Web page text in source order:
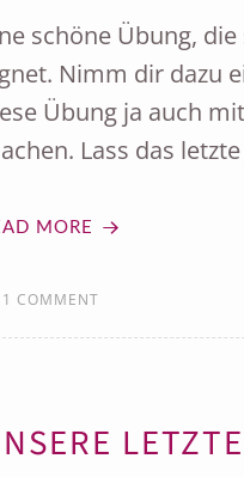
schöne Übung,
Nimm dir dazu
Übung ja auch
Lass das
MORE
1 COMMENT